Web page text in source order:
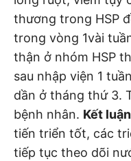
thương trong HSP
trong vòng 1vài
thận ở nhóm HSP
sau nhập viện 1
dần ở tháng thứ 3.
bệnh nhân. Kết luận
tiến triển tốt, các
tiếp tục theo dõi